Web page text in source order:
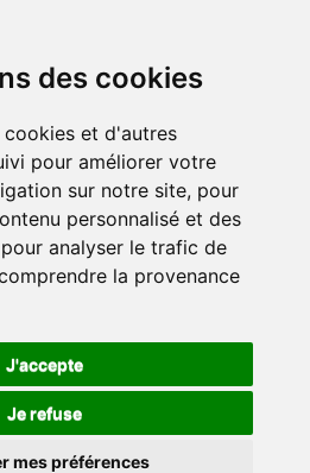
des cookies
et d'autres
pour améliorer votre
sur notre site, pour
personnalisé et des
analyser le trafic de
la provenance
J'accepte
Je refuse
mes préférences